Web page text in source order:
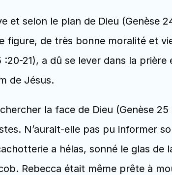
et selon le plan de Dieu (Genèse
figure, de très bonne moralité et
21), a dû se lever dans la prière
de Jésus.
la face de Dieu (Genèse
N’aurait-elle pas pu informer
a hélas, sonné le glas de
Rebecca était même prête à